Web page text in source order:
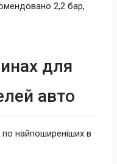
2,2 бар,
для
авто
найпоширеніших в